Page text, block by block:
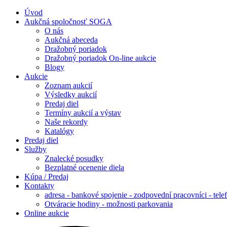
Úvod
Aukčná spoločnosť SOGA
O nás
Aukčná abeceda
Dražobný poriadok
Dražobný poriadok On-line aukcie
Blogy
Aukcie
Zoznam aukcií
Výsledky aukcií
Predaj diel
Termíny aukcií a výstav
Naše rekordy
Katalógy
Predaj diel
Služby
Znalecké posudky
Bezplatné ocenenie diela
Kúpa / Predaj
Kontakty
adresa - bankové spojenie - zodpovední pracovníci -
Otváracie hodiny - možnosti parkovania
Online aukcie